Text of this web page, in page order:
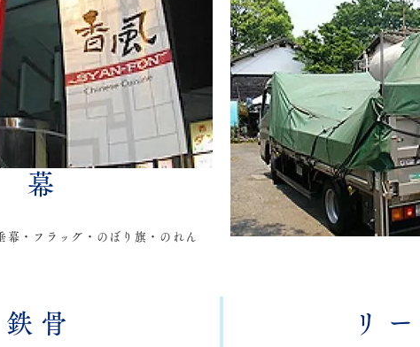
幕
幕・フラッグ・のぼり旗・のれん
鉄骨 リ